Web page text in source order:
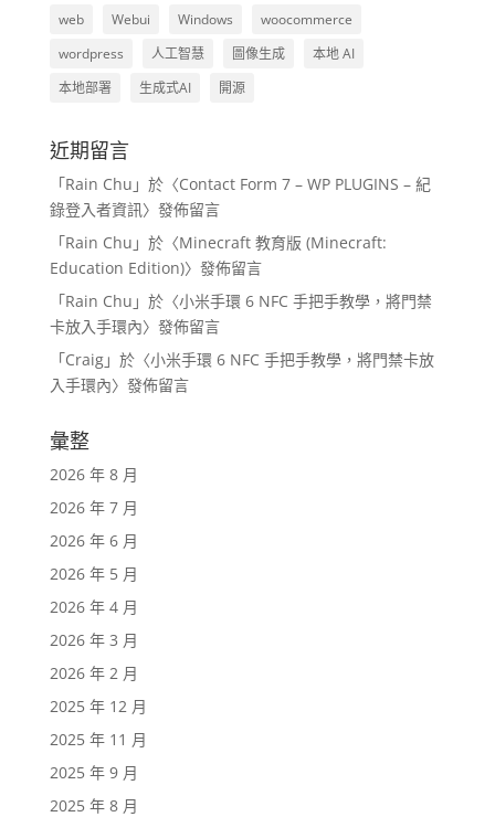
web Webui Windows
woocommerce
wordpress
人工智慧 圖像生成
本地 AI
本地部署
生成式AI 開源
近期留言
「Rain Chu 」於〈Contact Form 7 – WP PLUGINS – 紀
錄登入者資訊〉發佈留言
「Rain Chu 」於〈Minecraft 教育版 (Minecraft:
Education Edition)〉發佈留言
「Rain Chu 」於〈小米手環 6 NFC 手把手教學，將門禁
卡放入手環內〉發佈留言
「Craig」於〈小米手環 6 NFC 手把手教學，將門禁卡放
入手環內〉發佈留言
彙整
2026 年 8 月
2026 年 7 月
2026 年 6 月
2026 年 5 月
2026 年 4 月
2026 年 3 月
2026 年 2 月
2025 年 12 月
2025 年 11 月
2025 年 9 月
2025 年 8 月